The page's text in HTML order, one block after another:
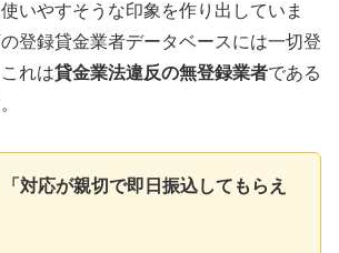
いやすそうな印象を作り出していま
登録貸金業者データベースには一切登
れは貸金業法違反の無登録業者である
「対応が親切で即日振込してもらえ